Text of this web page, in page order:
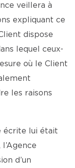
veillera à
expliquant ce
dispose
lequel ceux-
où le Client
les raisons
écrite lui était
d’un